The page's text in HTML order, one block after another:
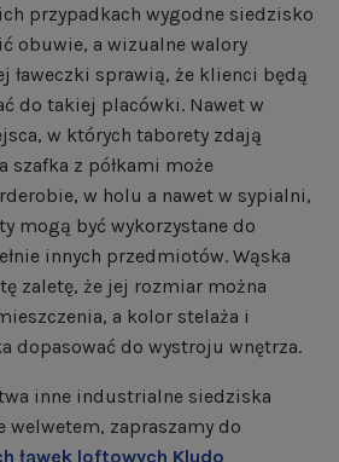
przypadkach wygodne siedzisko
obuwie, a wizualne walory
ławeczki sprawią, że klienci będą
do takiej placówki. Nawet w
w których taborety zdają
szafka z półkami może
w holu a nawet w sypialni,
mogą być wykorzystane do
innych przedmiotów. Wąska
zaletę, że jej rozmiar można
a kolor stelaża i
dopasować do wystroju wnętrza.
inne industrialne siedziska
welwetem, zapraszamy do
ławek loftowych Kludo